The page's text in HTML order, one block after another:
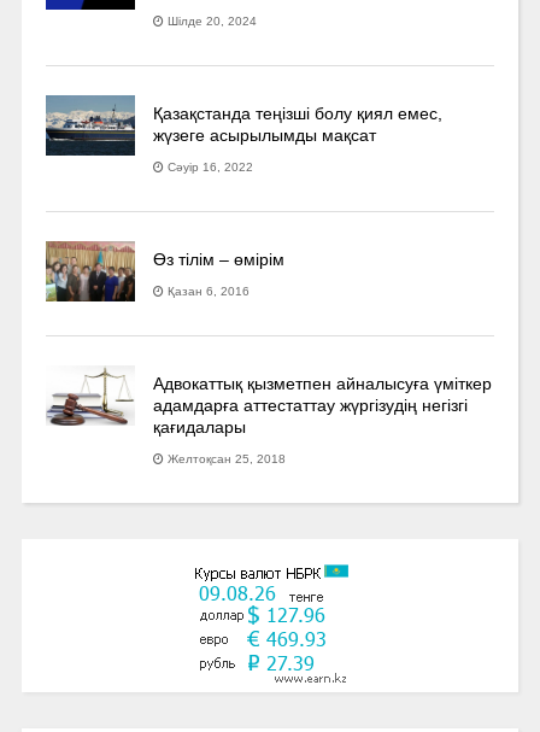
Шілде 20, 2024
Қазақстанда теңізші болу қиял емес,
жүзеге асырылымды мақсат
Сәуір 16, 2022
Өз тілім – өмірім
Қазан 6, 2016
Адвокаттық қызметпен айналысуға үмiткер
адамдарға аттестаттау жүргізудің негізгі
қағидалары
Желтоқсан 25, 2018